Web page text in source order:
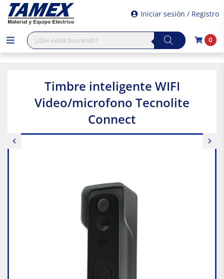
Iniciar sesión / Registro
Búsqueda
de
productos
0
Timbre inteligente WIFI
Video/microfono Tecnolite
Connect